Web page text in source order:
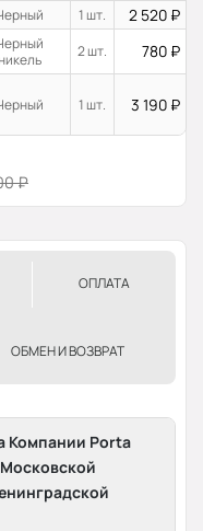
1 шт. 2 520 ₽
2 шт. 780 ₽
1 шт. 3 190 ₽
₽
ОПЛАТА
ОБМЕН И ВОЗВРАТ
Компании Porta